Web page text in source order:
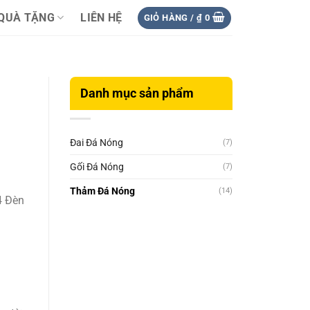
TẶNG LIÊN HỆ GIỎ HÀNG / ₫ 0
Danh mục sản phẩm
Đai Đá Nóng (7)
Gối Đá Nóng (7)
Thảm Đá Nóng (14)
Đèn